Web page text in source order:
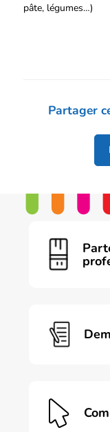
pâte, légumes…)
Partager